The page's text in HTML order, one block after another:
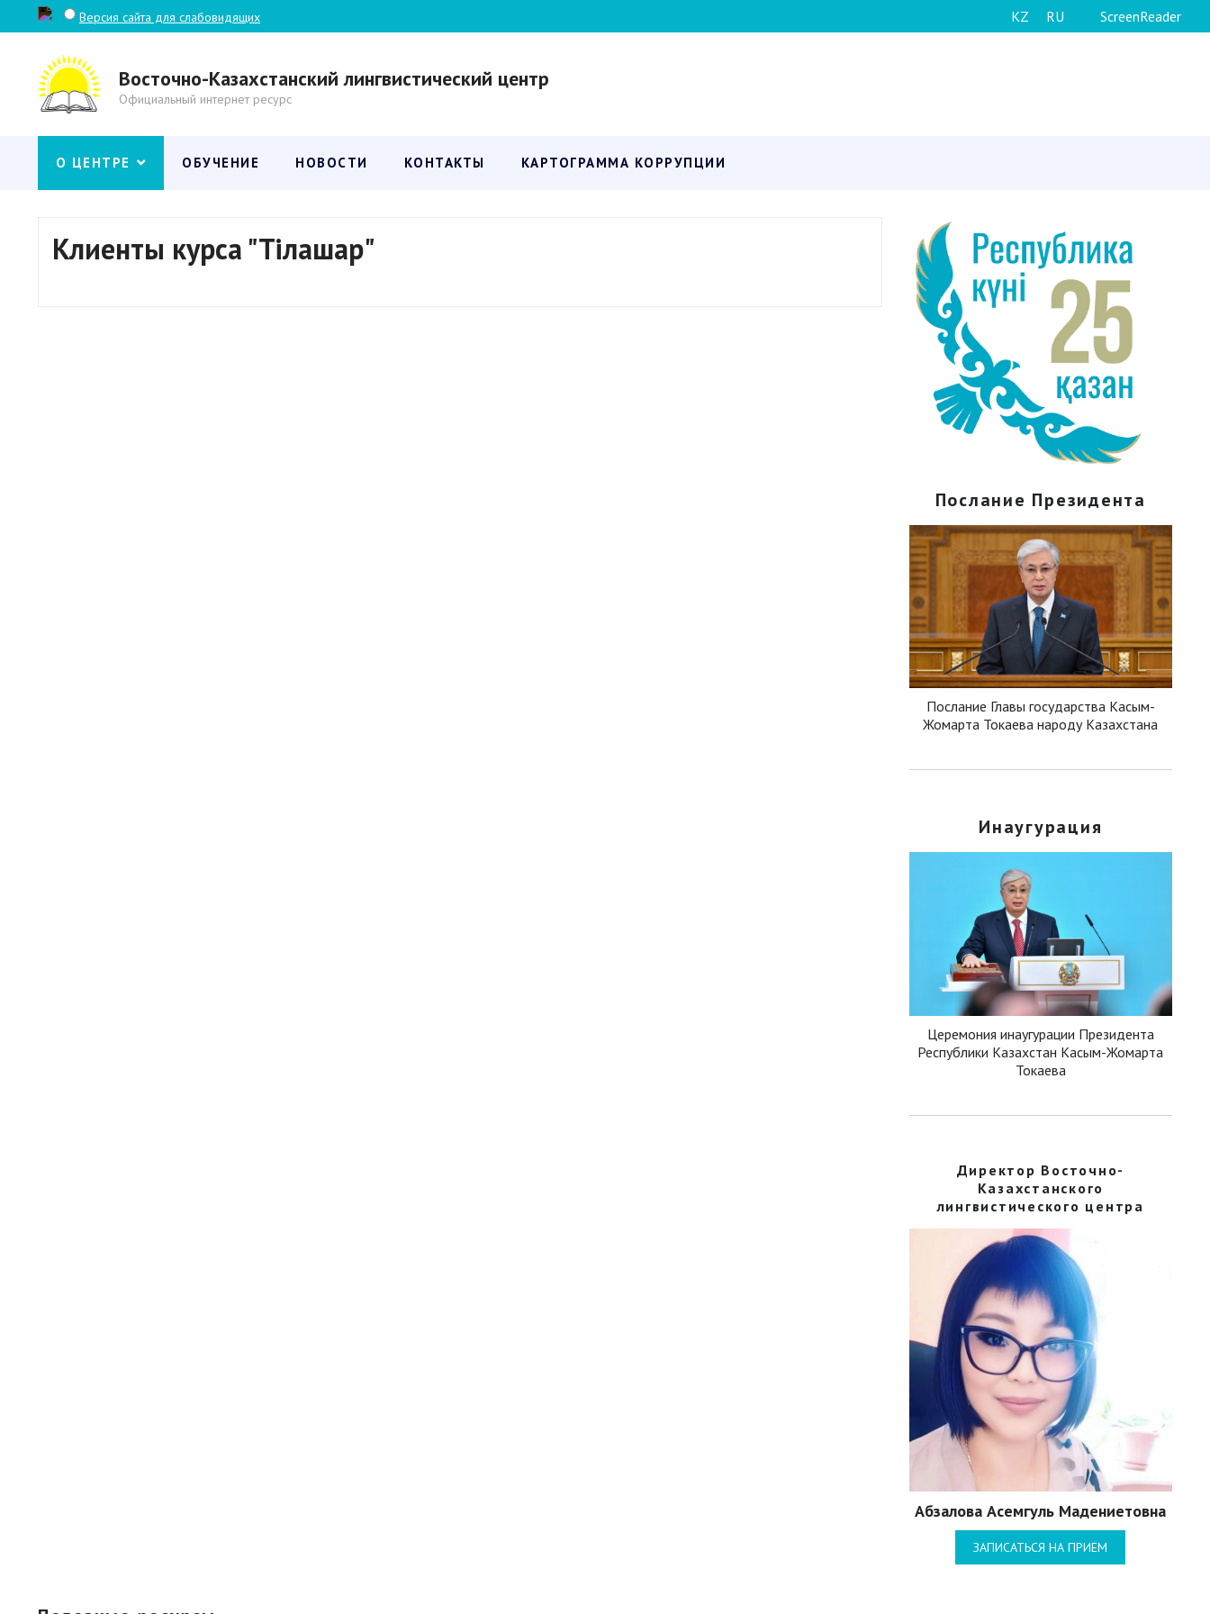
Версия сайта для слабовидящих KZ RU ScreenReader
Восточно-Казахстанский лингвистический центр
Официальный интернет ресурс
О ЦЕНТРЕ ОБУЧЕНИЕ НОВОСТИ КОНТАКТЫ КАРТОГРАММА КОРРУПЦИИ
Клиенты курса "Тілашар"
Послание Президента
Послание Главы государства Касым-
Жомарта Токаева народу Казахстана
Инаугурация
Церемония инаугурации Президента
Республики Казахстан Касым-Жомарта
Токаева
Директор Восточно-
Казахстанского
лингвистического центра
Абзалова Асемгуль Мадениетовна
ЗАПИСАТЬСЯ НА ПРИЕМ